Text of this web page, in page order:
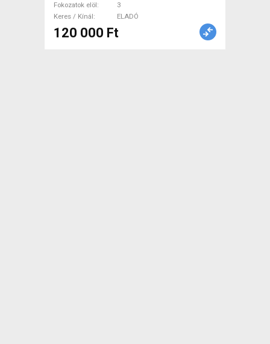
Fokozatok elöl
3
Keres / Kínál
ELADÓ
120 000 Ft